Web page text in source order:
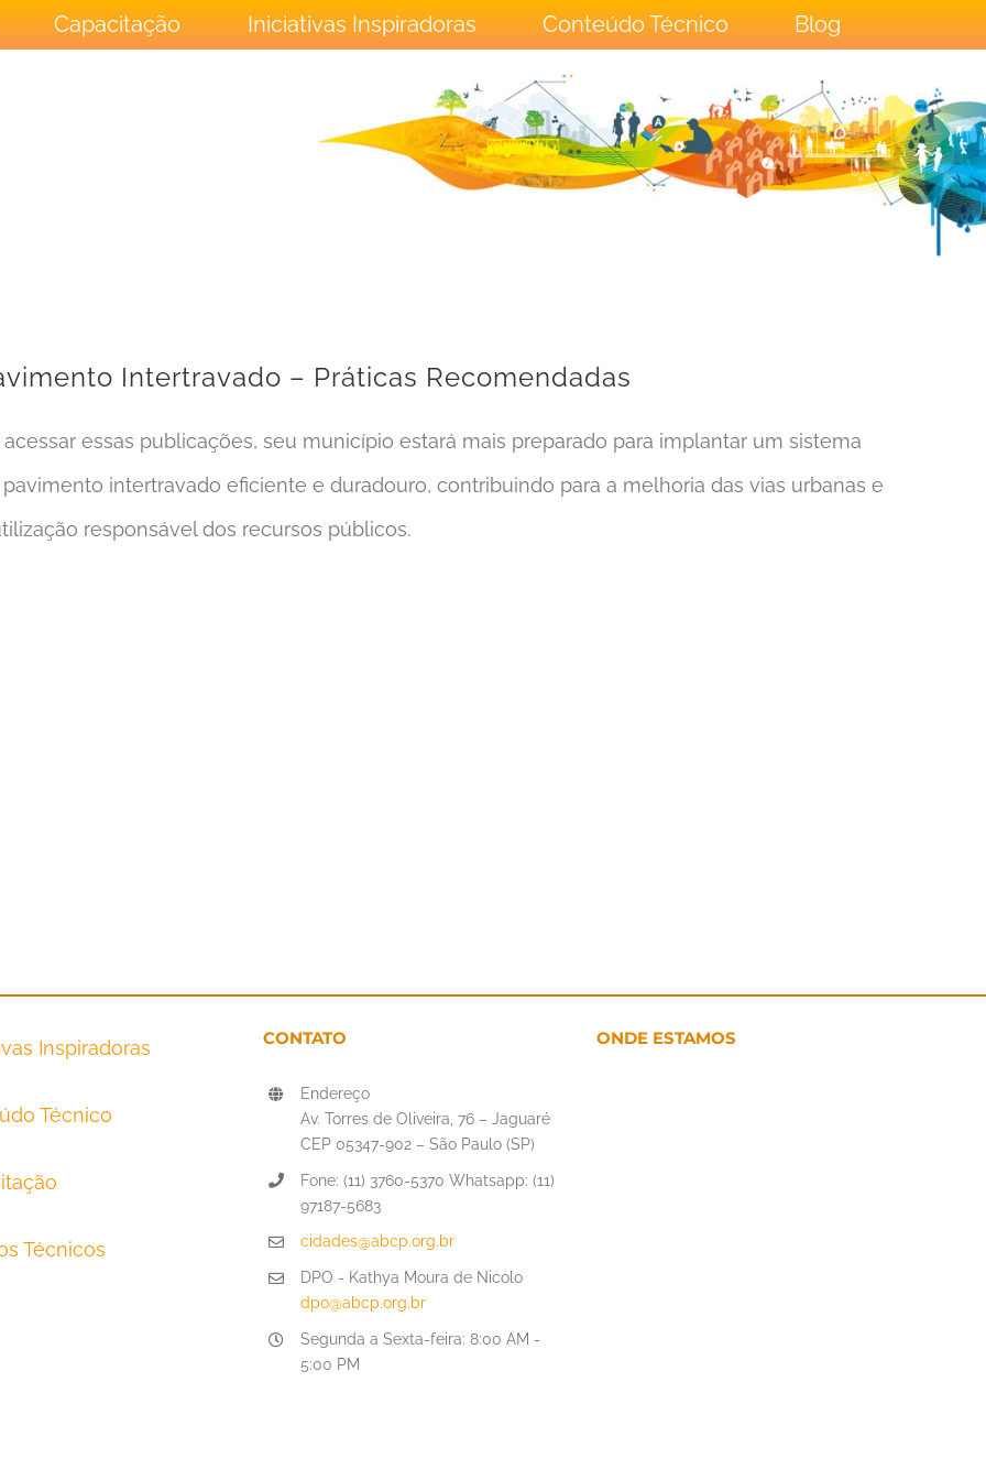
Capacitação Iniciativas Inspiradoras Conteúdo Técnico Blog
Intertravado – Práticas Recomendadas
acessar essas publicações, seu município estará mais preparado para implantar um sistema
intertravado eficiente e duradouro, contribuindo para a melhoria das vias urbanas e
responsável dos recursos públicos.
Inspiradoras
Técnico
Técnicos
CONTATO
Endereço
Av. Torres de Oliveira, 76 – Jaguaré
CEP 05347-902 – São Paulo (SP)
Fone: (11) 3760-5370 Whatsapp: (11)
97187-5683
cidades@abcp.org.br
DPO - Kathya Moura de Nicolo
dpo@abcp.org.br
Segunda a Sexta-feira: 8:00 AM -
5:00 PM
ONDE ESTAMOS